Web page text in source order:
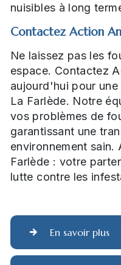
nuisibles à long
Contactez Action
Ne laissez pas les
espace. Contactez
aujourd'hui pour
La Farlède. Notre
vos problèmes de
garantissant une
environnement sain.
Farlède : votre
lutte contre les
En savoir plus